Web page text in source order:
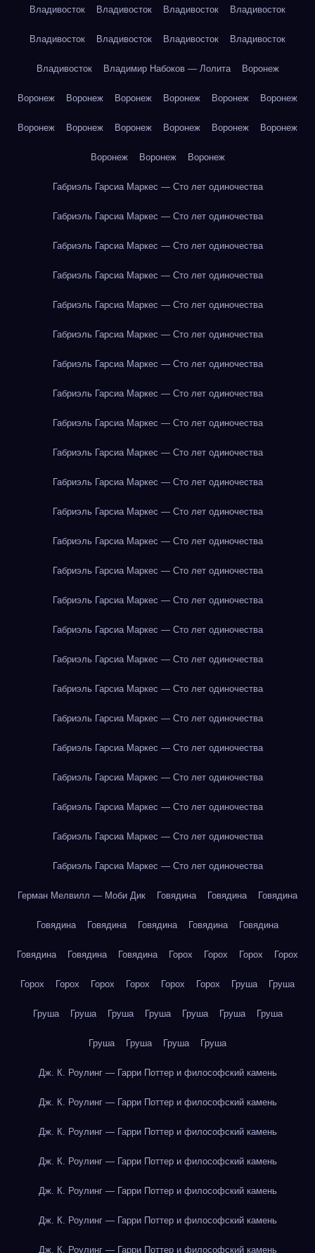
Владивосток Владивосток Владивосток Владивосток
Владивосток Владивосток Владивосток Владивосток
Владивосток Владимир Набоков — Лолита Воронеж
Воронеж Воронеж Воронеж Воронеж Воронеж Воронеж
Воронеж Воронеж Воронеж Воронеж Воронеж Воронеж
Воронеж Воронеж Воронеж
Габриэль Гарсиа Маркес — Сто лет одиночества
Габриэль Гарсиа Маркес — Сто лет одиночества
Габриэль Гарсиа Маркес — Сто лет одиночества
Габриэль Гарсиа Маркес — Сто лет одиночества
Габриэль Гарсиа Маркес — Сто лет одиночества
Габриэль Гарсиа Маркес — Сто лет одиночества
Габриэль Гарсиа Маркес — Сто лет одиночества
Габриэль Гарсиа Маркес — Сто лет одиночества
Габриэль Гарсиа Маркес — Сто лет одиночества
Габриэль Гарсиа Маркес — Сто лет одиночества
Габриэль Гарсиа Маркес — Сто лет одиночества
Габриэль Гарсиа Маркес — Сто лет одиночества
Габриэль Гарсиа Маркес — Сто лет одиночества
Габриэль Гарсиа Маркес — Сто лет одиночества
Габриэль Гарсиа Маркес — Сто лет одиночества
Габриэль Гарсиа Маркес — Сто лет одиночества
Габриэль Гарсиа Маркес — Сто лет одиночества
Габриэль Гарсиа Маркес — Сто лет одиночества
Габриэль Гарсиа Маркес — Сто лет одиночества
Габриэль Гарсиа Маркес — Сто лет одиночества
Габриэль Гарсиа Маркес — Сто лет одиночества
Габриэль Гарсиа Маркес — Сто лет одиночества
Габриэль Гарсиа Маркес — Сто лет одиночества
Габриэль Гарсиа Маркес — Сто лет одиночества
Герман Мелвилл — Моби Дик Говядина Говядина Говядина
Говядина Говядина Говядина Говядина Говядина
Говядина Говядина Говядина Горох Горох Горох Горох
Горох Горох Горох Горох Горох Горох Груша Груша
Груша Груша Груша Груша Груша Груша Груша
Груша Груша Груша Груша
Дж. К. Роулинг — Гарри Поттер и философский камень
Дж. К. Роулинг — Гарри Поттер и философский камень
Дж. К. Роулинг — Гарри Поттер и философский камень
Дж. К. Роулинг — Гарри Поттер и философский камень
Дж. К. Роулинг — Гарри Поттер и философский камень
Дж. К. Роулинг — Гарри Поттер и философский камень
Дж. К. Роулинг — Гарри Поттер и философский камень